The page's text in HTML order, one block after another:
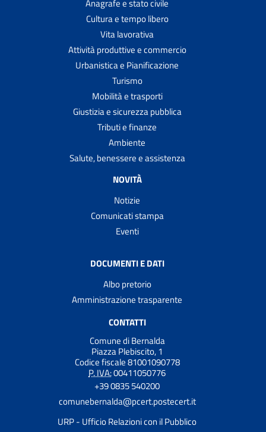
Anagrafe e stato civile
Cultura e tempo libero
Vita lavorativa
Attività produttive e commercio
Urbanistica e Pianificazione
Turismo
Mobilità e trasporti
Giustizia e sicurezza pubblica
Tributi e finanze
Ambiente
Salute, benessere e assistenza
NOVITÀ
Notizie
Comunicati stampa
Eventi
DOCUMENTI E DATI
Albo pretorio
Amministrazione trasparente
CONTATTI
Comune di Bernalda
Piazza Plebiscito, 1
Codice fiscale 81001090778
P. IVA:00411050776
+39 0835 540200
comunebernalda@pcert.postecert.it
URP - Ufficio Relazioni con il Pubblico